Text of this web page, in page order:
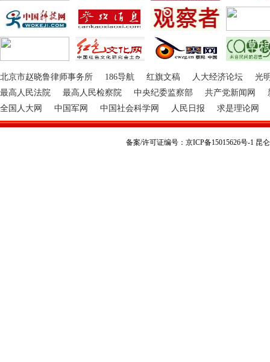
北京市赵晓鲁律师事务所 186导航 红旗文稿 人大经济论坛
光
最高人民法院
最高人民检察院 中央纪委监察部 共产党新闻网
全国人大网
中国军网 中国社会科学网 人民日报 求是理论网
备案/许可证编号：京ICP备15015626号-1 昆